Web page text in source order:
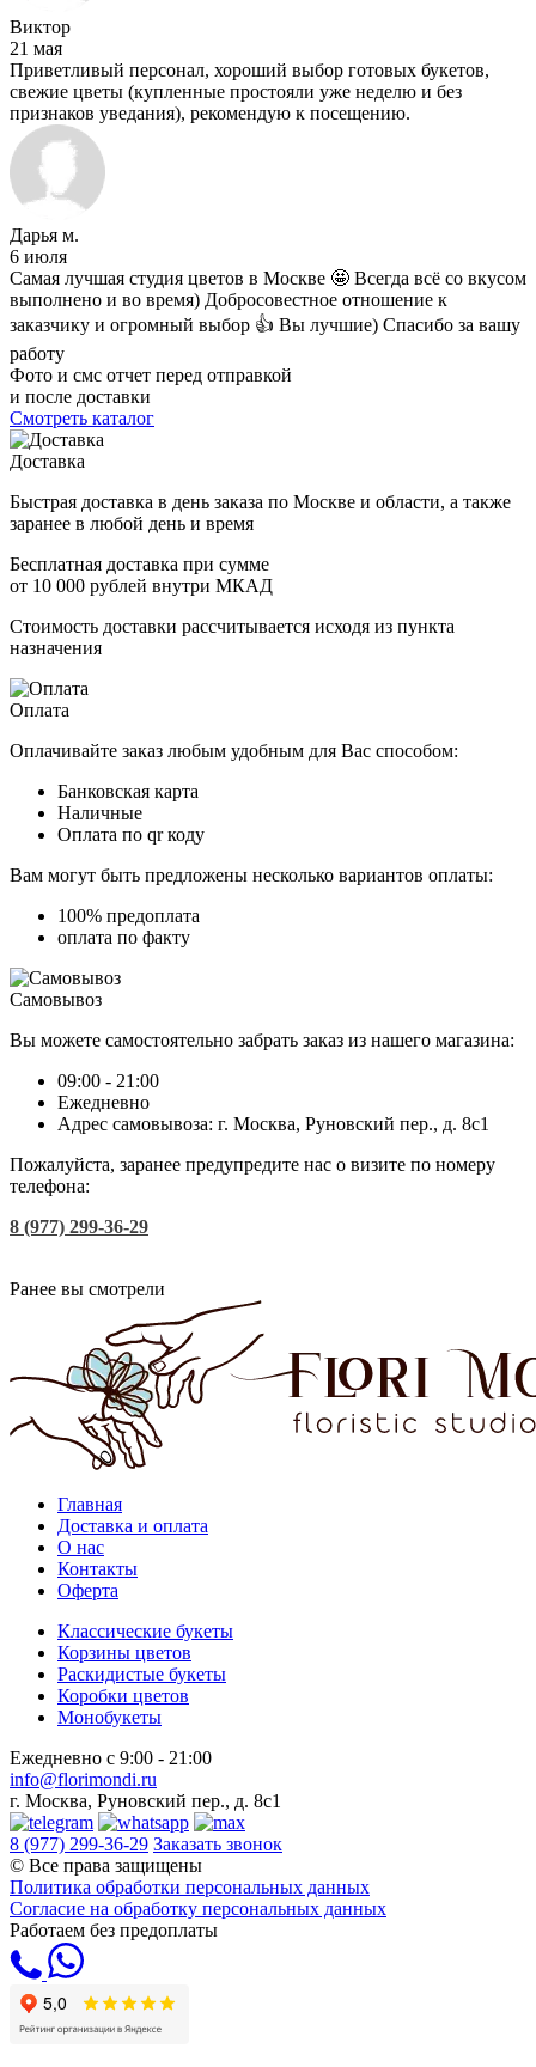
Виктор
21 мая
Приветливый персонал, хороший выбор готовых букетов,
свежие цветы (купленные простояли уже неделю и без
признаков уведания), рекомендую к посещению.
Дарья м.
6 июля
Самая лучшая студия цветов в Москве 🤩 Всегда всё со вкусом
выполнено и во время) Добросовестное отношение к
заказчику и огромный выбор 👍 Вы лучшие) Спасибо за вашу
работу
Фото и смс отчет перед отправкой
и после доставки
Смотреть каталог
Доставка
Быстрая доставка в день заказа по Москве и области, а также
заранее в любой день и время
Бесплатная доставка при сумме
от 10 000 рублей внутри МКАД
Стоимость доставки рассчитывается исходя из пункта
назначения
Оплата
Оплачивайте заказ любым удобным для Вас способом:
Банковская карта
Наличные
Оплата по qr коду
Вам могут быть предложены несколько вариантов оплаты:
100% предоплата
оплата по факту
Самовывоз
Вы можете самостоятельно забрать заказ из нашего магазина:
09:00 - 21:00
Ежедневно
Адрес самовывоза: г. Москва, Руновский пер., д. 8с1
Пожалуйста, заранее предупредите нас о визите по номеру
телефона:
8 (977) 299-36-29
Ранее вы смотрели
Главная
Доставка и оплата
О нас
Контакты
Оферта
Классические букеты
Корзины цветов
Раскидистые букеты
Коробки цветов
Монобукеты
Ежедневно с 9:00 - 21:00
info@florimondi.ru
г. Москва, Руновский пер., д. 8с1
8 (977) 299-36-29 Заказать звонок
© Все права защищены
Политика обработки персональных данных
Согласие на обработку персональных данных
Работаем без предоплаты